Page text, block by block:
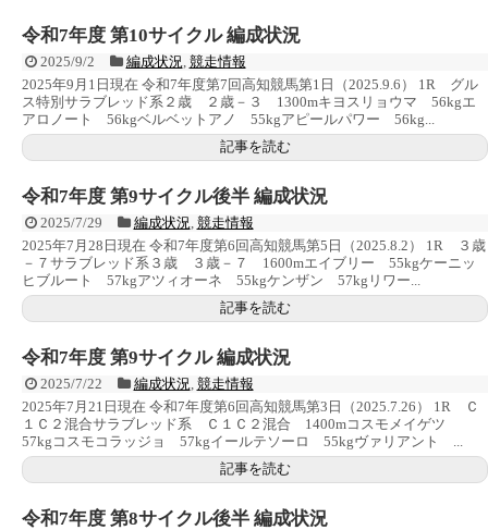
令和7年度 第10サイクル 編成状況
2025/9/2 編成状況 競走情報
2025年9月1日現在 令和7年度第7回高知競馬第1日（2025.9.6） 1R グル
ス特別サラブレッド系２歳 ２歳－３ 1300mキヨスリョウマ 56kgエ
アロノート 56kgベルベットアノ 55kgアピールパワー 56kg...
記事を読む
令和7年度 第9サイクル後半 編成状況
2025/7/29 編成状況 競走情報
2025年7月28日現在 令和7年度第6回高知競馬第5日（2025.8.2） 1R ３歳
－７サラブレッド系３歳 ３歳－７ 1600mエイブリー 55kgケーニッ
ヒブルート 57kgアツィオーネ 55kgケンザン 57kgリワー...
記事を読む
令和7年度 第9サイクル 編成状況
2025/7/22 編成状況 競走情報
2025年7月21日現在 令和7年度第6回高知競馬第3日（2025.7.26） 1R Ｃ
１Ｃ２混合サラブレッド系 Ｃ１Ｃ２混合 1400mコスモメイゲツ
57kgコスモコラッジョ 57kgイールテソーロ 55kgヴァリアント ...
記事を読む
令和7年度 第8サイクル後半 編成状況